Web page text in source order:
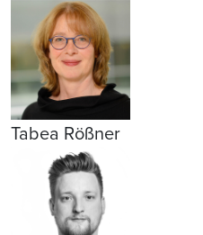
Tabea Rößner